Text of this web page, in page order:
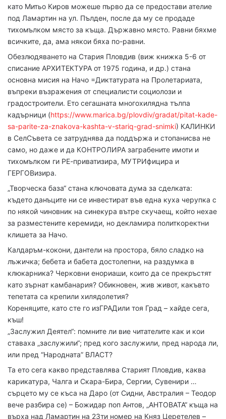
като Митьо Киров можеше първо да се предостави ателие
под Ламартин на ул. Пълден, после да му се продаде
тихомълком място за къща. Държавно място. Равни бяхме
всичките, да, ама някои бяха по-равни.
Обезлюдяването на Стария Пловдив (виж книжка 5-6 от
списание АРХИТЕКТУРА от 1975 година, и др.) стана
основна мисия на Начо =Диктатурата на Пролетариата,
въпреки възражения от специалисти социолози и
градостроители. Ето сегашната многохилядна тълпа
кадърници (https://www.marica.bg/plovdiv/gradat/pitat-kade-
sa-parite-za-znakova-kashta-v-stariq-grad-snimki) КАЛИНКИ
в СелСъвета се затруднява да поддържа и стопанисва не
само, но даже и да КОНТРОЛИРА заграбените имоти и
тихомълком ги РЕ-приватизира, МУТРИфицира и
ГЕРГОВизира.
„Творческа база“ стана ключовата дума за сделката:
където данъците ни се инвестират във една куха черупка с
по някой чиновник на синекура вътре скучаещ, който нехае
за разместените керемиди, но декламира политкоректни
клишета за Начо.
Калдаръм-кокони, дантели на простора, бяло сладко на
лъжичка; бебета и бабета достолепни, на раздумка в
клюкарника? Черковни енориаши, които да се прекръстят
като зърнат камбанария? Обикновен, жив живот, какъвто
тепетата са крепили хилядолетия?
Кореняците, като сте го изГРАДили тоя Град – хайде сега,
къш!
„Заслужил Деятел“: помните ли вие читателите как и кои
ставаха „заслужили“; пред кого заслужили, пред народа ли,
или пред “Народната” ВЛАСТ?
Та ето сега какво представлява Старият Пловдив, каква
карикатура, Чалга и Скара-Бира, Сергии, Сувенири …
сърцето му се къса на Даро (от Сидни, Австралия – Теодор
вече разбира се) – Божидар поп Антов, „АНТОВАТА“ къща на
върха над Ламартин на 23ти номер на Княз Церетелев –